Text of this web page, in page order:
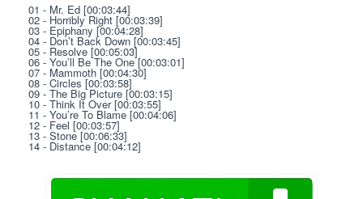
01 - Mr. Ed [00:03:44]
02 - Horribly Right [00:03:39]
03 - Epiphany [00:04:28]
04 - Don’t Back Down [00:03:45]
05 - Resolve [00:05:03]
06 - You’ll Be The One [00:03:01]
07 - Mammoth [00:04:30]
08 - Circles [00:03:58]
09 - The Big Picture [00:03:15]
10 - Think It Over [00:03:55]
11 - You’re To Blame [00:04:06]
12 - Feel [00:03:57]
13 - Stone [00:06:33]
14 - Distance [00:04:12]